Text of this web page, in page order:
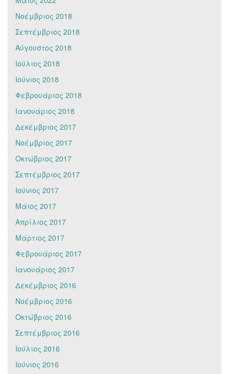
Νοέμβριος 2018
Σεπτέμβριος 2018
Αύγουστος 2018
Ιούλιος 2018
Ιούνιος 2018
Φεβρουάριος 2018
Ιανουάριος 2018
Δεκέμβριος 2017
Νοέμβριος 2017
Οκτώβριος 2017
Σεπτέμβριος 2017
Ιούνιος 2017
Μάιος 2017
Απρίλιος 2017
Μάρτιος 2017
Φεβρουάριος 2017
Ιανουάριος 2017
Δεκέμβριος 2016
Νοέμβριος 2016
Οκτώβριος 2016
Σεπτέμβριος 2016
Ιούλιος 2016
Ιούνιος 2016